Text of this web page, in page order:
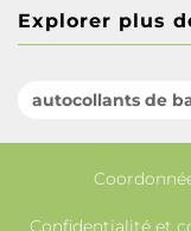
Explorer plus
autocollants de
Confidentialité et